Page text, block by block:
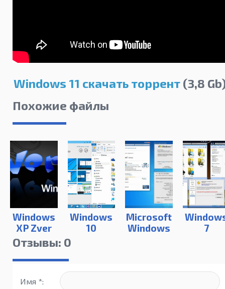
Windows 11 скачать торрент (3,8
Похожие файлы
Windows
XP Zver
SP3
Windows
10
Microsoft
Windows
драйверами
7
Отзывы: 0
Имя *: